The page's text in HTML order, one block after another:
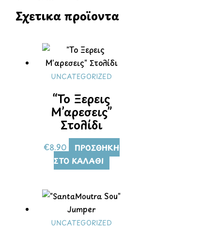
Σχετικά προϊόντα
UNCATEGORIZED
“Το Ξέρεις
Μ’αρέσεις”
Στολίδι
€8.90
ΠΡΟΣΘΉΚΗ
ΣΤΟ ΚΑΛΆΘΙ
UNCATEGORIZED